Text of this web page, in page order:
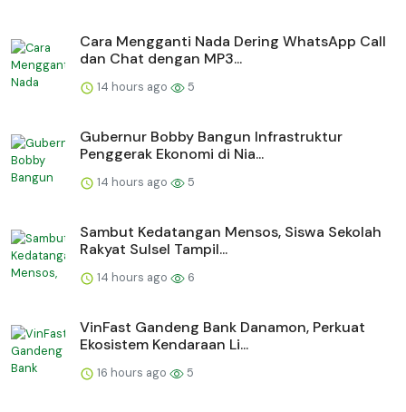
Cara Mengganti Nada Dering WhatsApp Call
dan Chat dengan MP3...
14 hours ago 5
Gubernur Bobby Bangun Infrastruktur
Penggerak Ekonomi di Nia...
14 hours ago 5
Sambut Kedatangan Mensos, Siswa Sekolah
Rakyat Sulsel Tampil...
14 hours ago 6
VinFast Gandeng Bank Danamon, Perkuat
Ekosistem Kendaraan Li...
16 hours ago 5